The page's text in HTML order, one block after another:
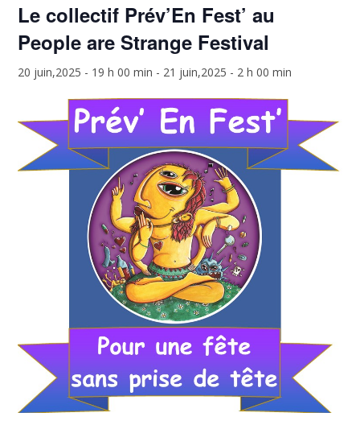
Le collectif Prév’En Fest’ au
People are Strange Festival
20 juin,2025 - 19 h 00 min - 21 juin,2025 - 2 h 00 min